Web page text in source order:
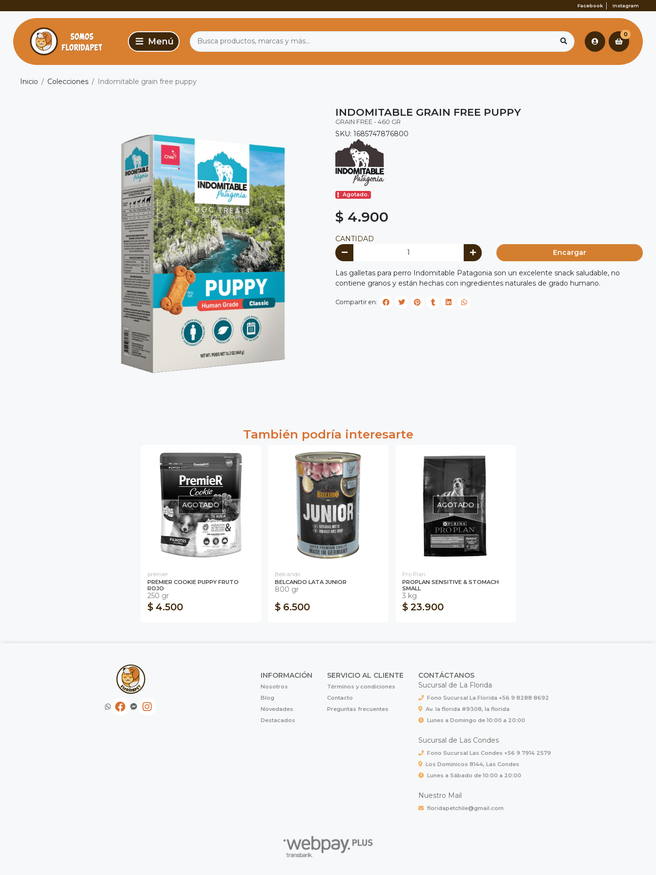
Facebook Instagram
0
Inicio Colecciones Indomitable grain free puppy
INDOMITABLE GRAIN FREE PUPPY
GRAIN FREE - 460 GR
SKU: 1685747876800
Agotado.
$ 4.900
CANTIDAD
Encargar
Las galletas para perro Indomitable Patagonia son un excelente snack saludable, no
contiene granos y están hechas con ingredientes naturales de grado humano.
Compartir en:
También podría interesarte
AGOTADO
premier
PREMIER COOKIE PUPPY FRUTO
ROJO
250 gr
$ 4.500
Belcando
BELCANDO LATA JUNIOR
800 gr
$ 6.500
AGOTADO
Pro Plan
PROPLAN SENSITIVE & STOMACH
SMALL
3 kg
$ 23.900
INFORMACIÓN
Nosotros
Blog
Novedades
Destacados
SERVICIO AL CLIENTE
Términos y condiciones
Contacto
Preguntas frecuentes
CONTÁCTANOS
Sucursal de La Florida
Fono Sucursal La Florida +56 9 8288 8692
Av. la florida #9308, la florida
Lunes a Domingo de 10:00 a 20:00
Sucursal de Las Condes
Fono Sucursal Las Condes +56 9 7914 2579
Los Dominicos 8144, Las Condes
Lunes a Sábado de 10:00 a 20:00
Nuestro Mail
floridapetchile@gmail.com